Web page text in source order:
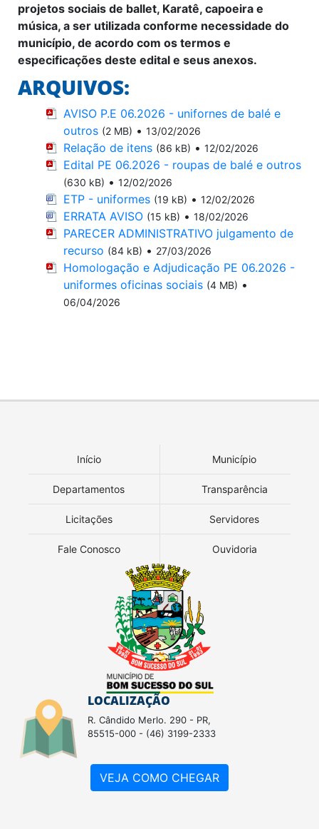
projetos sociais de ballet, Karatê, capoeira e
música, a ser utilizada conforme necessidade do
município, de acordo com os termos e
especificações deste edital e seus anexos.
ARQUIVOS:
AVISO P.E 06.2026 - unifornes de balé e
outros (2 MB) • 13/02/2026
Relação de itens (86 kB) • 12/02/2026
Edital PE 06.2026 - roupas de balé e outros
(630 kB) • 12/02/2026
ETP - uniformes (19 kB) • 12/02/2026
ERRATA AVISO (15 kB) • 18/02/2026
PARECER ADMINISTRATIVO julgamento de
recurso (84 kB) • 27/03/2026
Homologação e Adjudicação PE 06.2026 -
uniformes oficinas sociais (4 MB) •
06/04/2026
Início Município
Departamentos Transparência
Licitações Servidores
Fale Conosco Ouvidoria
LOCALIZAÇÃO
R. Cândido Merlo. 290 - PR,
85515-000 - (46) 3199-2333
VEJA COMO CHEGAR